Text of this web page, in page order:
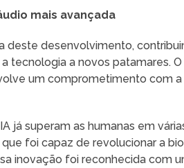
mais avançada
deste desenvolvimento,
tecnologia a novos patamares.
um comprometimento com a
já superam as humanas em
foi capaz de revolucionar a
inovação foi reconhecida com